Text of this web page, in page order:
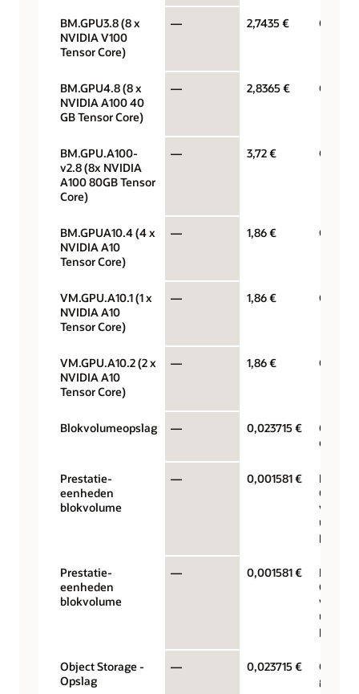
BM.GPU3.8 (8 x
NVIDIA V100
Tensor Core)
— 2,7435 € GPU
BM.GPU4.8 (8 x
NVIDIA A100 40
GB Tensor Core)
— 2,8365 € GPU
BM.GPU.A100-
v2.8 (8x NVIDIA
A100 80GB Tensor
Core)
— 3,72 € GPU
BM.GPUA10.4 (4 x
NVIDIA A10
Tensor Core)
— 1,86 € GPU
VM.GPU.A10.1 (1 x
NVIDIA A10
Tensor Core)
— 1,86 € GPU
VM.GPU.A10.2 (2 x
NVIDIA A10
Tensor Core)
— 1,86 € GPU
Blokvolumeopslag — 0,023715 €
GB
Prestatie-
eenheden
blokvolume
— 0,001581 €
GB/
voor $
Prestatie-
eenheden
blokvolume
— 0,001581 €
GB/
voor $
Object Storage -
Opslag
— 0,023715 €